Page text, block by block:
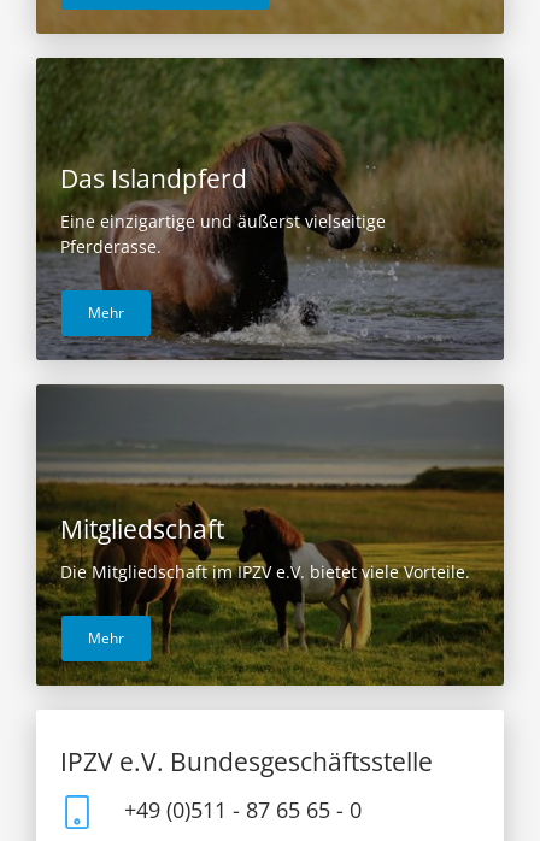
Das Islandpferd
Eine einzigartige und äußerst vielseitige
Pferderasse.
Mehr
Mitgliedschaft
Die Mitgliedschaft im IPZV e.V. bietet viele Vorteile.
Mehr
IPZV e.V. Bundesgeschäftsstelle
+49 (0)511 - 87 65 65 - 0